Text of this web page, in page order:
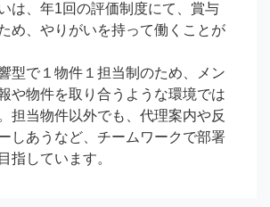
は、年1回の評価制度にて、賞与
め、やりがいを持って働くことが
型で１物件１担当制のため、メン
や物件を取り合うような環境では
担当物件以外でも、代理案内や反
しあうなど、チームワークで部署
指しています。